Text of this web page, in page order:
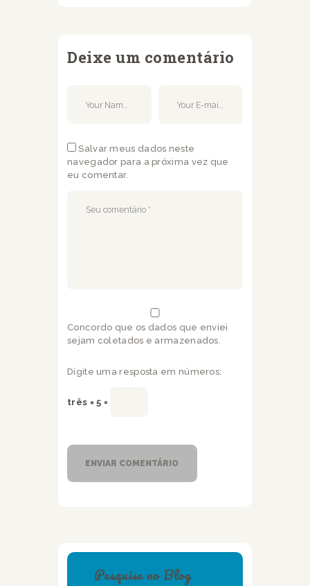
Deixe um comentário
Salvar meus dados neste
navegador para a próxima vez que
eu comentar.
Concordo que os dados que enviei
sejam coletados e armazenados.
Digite uma resposta em números:
três × 5 =
Pesquise no Blog